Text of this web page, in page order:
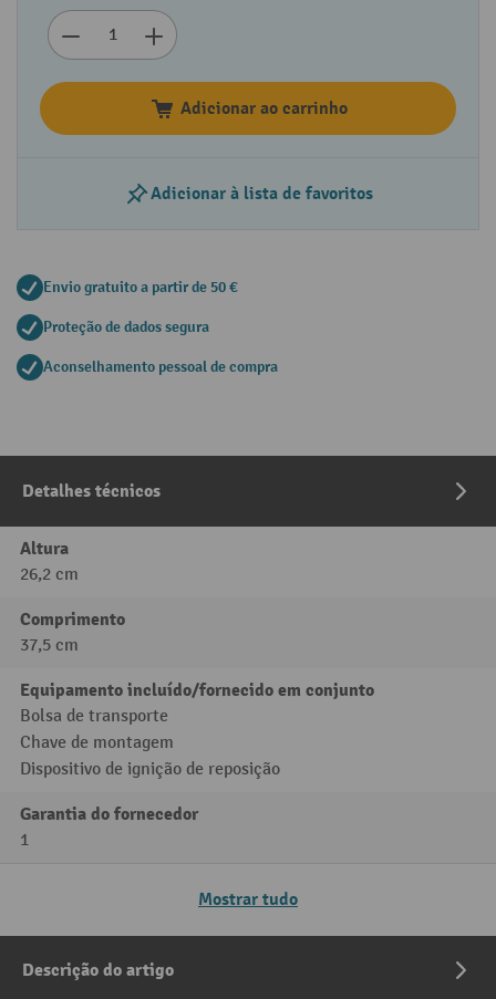
Adicionar ao carrinho
Adicionar à lista de favoritos
Envio gratuito a partir de 50 €
Proteção de dados segura
Aconselhamento pessoal de compra
Detalhes técnicos
Altura
26,2 cm
Comprimento
37,5 cm
Equipamento incluído/fornecido em conjunto
Bolsa de transporte
Chave de montagem
Dispositivo de ignição de reposição
Garantia do fornecedor
1
Mostrar tudo
Descrição do artigo